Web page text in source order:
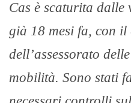
Cas è scaturita dalle
già 18 mesi fa, con il
dell’assessorato
mobilità. Sono stati